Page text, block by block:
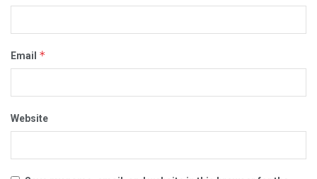
Email *
Website